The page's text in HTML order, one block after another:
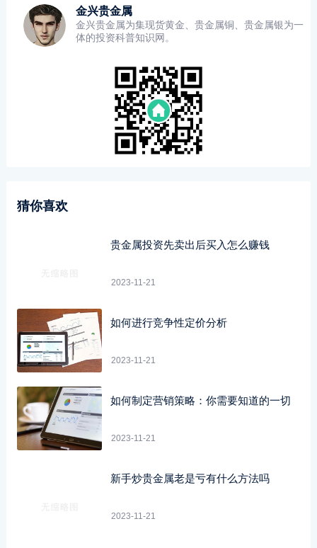
金兴贵金属
金兴贵金属为集现货黄金、贵金属铜、贵金属银为一
体的投资科普知识网。
猜你喜欢
贵金属投资先卖出后买入怎么赚钱
2023-11-21
如何进行竞争性定价分析
2023-11-21
如何制定营销策略：你需要知道的一切
2023-11-21
新手炒贵金属老是亏有什么方法吗
2023-11-21